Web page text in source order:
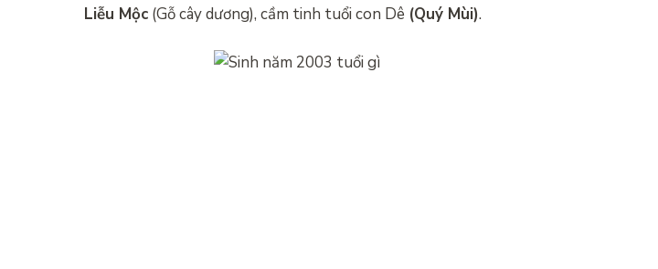
Liễu Mộc (Gỗ cây dương), cầm tinh tuổi con Dê (Quý Mùi).